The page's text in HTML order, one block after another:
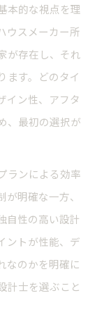
応力とは
の要点
と特徴
要素とは
法
性重視法
手順
ぶポイント
の現場力
ター体制
本的な視点を理
ウスメーカー所
が存在し、それ
ます。どのタイ
イン性、アフタ
、最初の選択が
ランによる効率
明確な一方、
自性の高い設計
ントが性能、デ
なのかを明確に
計士を選ぶこと